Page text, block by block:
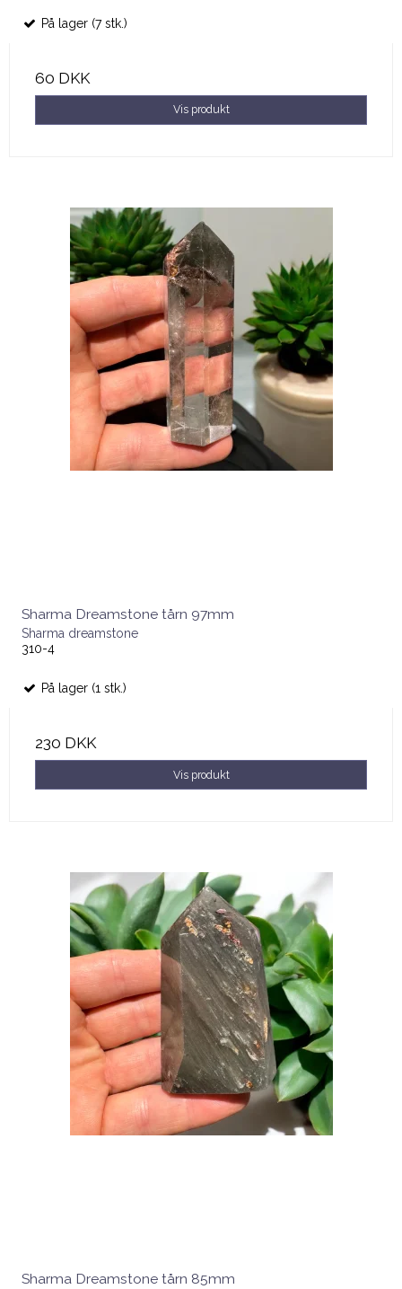
På lager (7 stk.)
60 DKK
Vis produkt
Sharma Dreamstone tårn 97mm
Sharma dreamstone
310-4
På lager (1 stk.)
230 DKK
Vis produkt
Sharma Dreamstone tårn 85mm